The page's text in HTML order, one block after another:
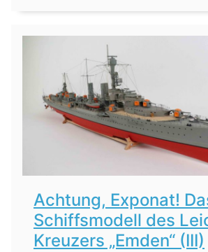
Achtung, Exponat!
Schiffsmodell des
Kreuzers „Emden“ (III)